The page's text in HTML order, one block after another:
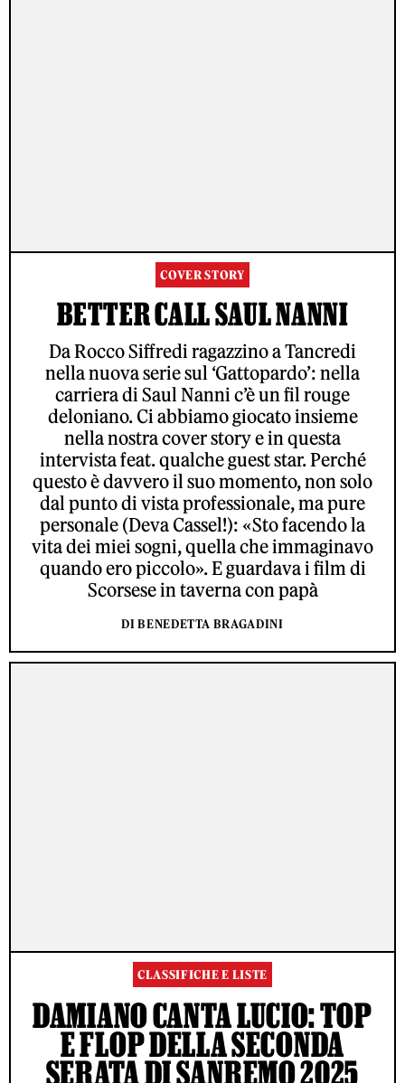
COVER STORY
BETTER CALL SAUL NANNI
Da Rocco Siffredi ragazzino a Tancredi
nella nuova serie sul ‘Gattopardo’: nella
carriera di Saul Nanni c’è un fil rouge
deloniano. Ci abbiamo giocato insieme
nella nostra cover story e in questa
intervista feat. qualche guest star. Perché
questo è davvero il suo momento, non solo
dal punto di vista professionale, ma pure
personale (Deva Cassel!): «Sto facendo la
vita dei miei sogni, quella che immaginavo
quando ero piccolo». E guardava i film di
Scorsese in taverna con papà
DI BENEDETTA BRAGADINI
CLASSIFICHE E LISTE
DAMIANO CANTA LUCIO: TOP
E FLOP DELLA SECONDA
SERATA DI SANREMO 2025